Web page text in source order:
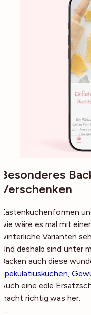
Besonderes
Verschenken
Kastenkuchenformen
wie wäre es mal mit
winterliche Varianten
Und deshalb sind unter
Backen auch diese
Spekulatiuskuchen,
Auch eine edle
macht richtig was her.